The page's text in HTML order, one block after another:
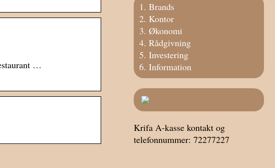
…
Brands
Kontor
Økonomi
Rådgivning
Investering
Information
Krifa A-kasse kontakt og
telefonnummer: 72277227